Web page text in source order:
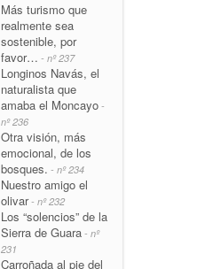
Más turismo que
realmente sea
sostenible, por
favor… - nº 237
Longinos Navás, el
naturalista que
amaba el Moncayo -
nº 236
Otra visión, más
emocional, de los
bosques. - nº 234
Nuestro amigo el
olivar- nº 232
Los “solencios” de la
Sierra de Guara - nº
231
Carroñada al pie del